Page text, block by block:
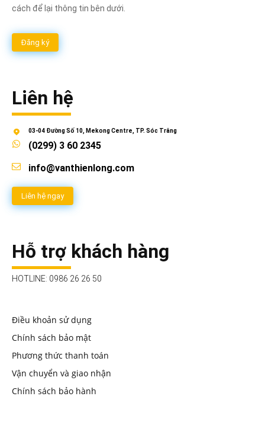
cách để lại thông tin bên dưới.
Đăng ký
Liên hệ
03-04 Đường Số 10, Mekong Centre, TP. Sóc Trăng
(0299) 3 60 2345
info@vanthienlong.com
Liên hệ ngay
Hỗ trợ khách hàng
HOTLINE: 0986 26 26 50
Điều khoản sử dụng
Chính sách bảo mật
Phương thức thanh toán
Vận chuyển và giao nhận
Chính sách bảo hành